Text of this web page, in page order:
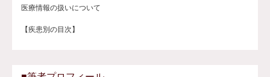
医療情報の扱いについて
【疾患別の目次】